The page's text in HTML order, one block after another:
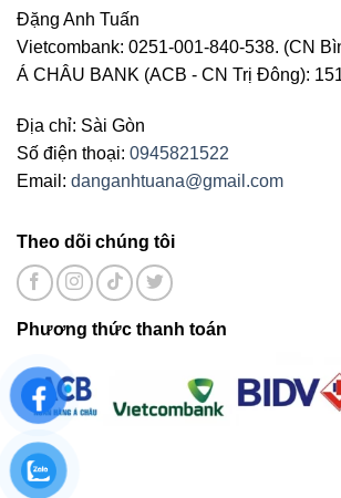
Đặng Anh Tuấn
Vietcombank: 0251-001-840-538. (CN
Á CHÂU BANK (ACB - CN Trị Đông):
Địa chỉ: Sài Gòn
Số điện thoại: 0945821522
Email: danganhtuana@gmail.com
Theo dõi chúng tôi
Phương thức thanh toán